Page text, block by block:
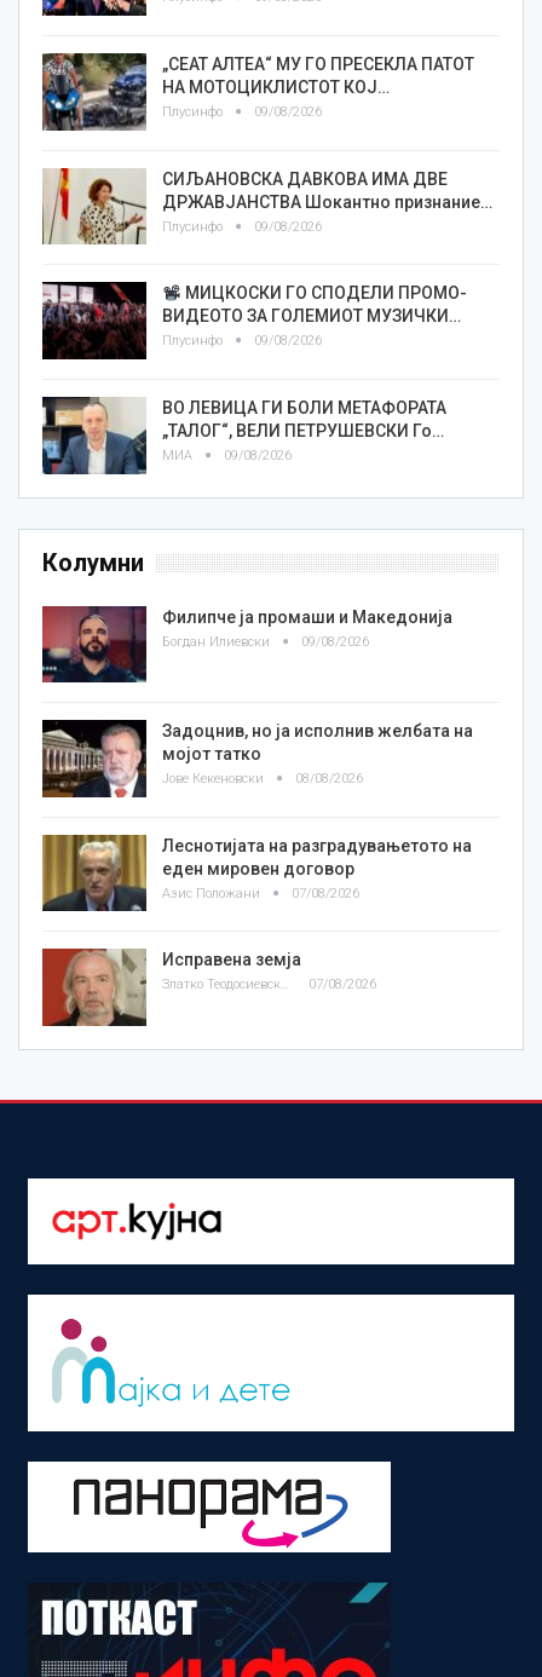
„СЕАТ АЛТЕА“ МУ ГО ПРЕСЕКЛА ПАТОТ
НА МОТОЦИКЛИСТОТ КОЈ…
Плусинфо 09/08/2026
СИЉАНОВСКА ДАВКОВА ИМА ДВЕ
ДРЖАВЈАНСТВА Шокантно признание…
Плусинфо 09/08/2026
МИЦКОСКИ ГО СПОДЕЛИ ПРОМО-
ВИДЕОТО ЗА ГОЛЕМИОТ МУЗИЧКИ…
Плусинфо 09/08/2026
ВО ЛЕВИЦА ГИ БОЛИ МЕТАФОРАТА
„ТАЛОГ“, ВЕЛИ ПЕТРУШЕВСКИ Го…
МИА 09/08/2026
Колумни
Филипче ја промаши и Македонија
Богдан Илиевски 09/08/2026
Задоцнив, но ја исполнив желбата на
мојот татко
Јове Кекеновски 08/08/2026
Леснотијата на разградувањетото на
еден мировен договор
Азис Положани 07/08/2026
Исправена земја
Златко Теодосиевски 07/08/2026